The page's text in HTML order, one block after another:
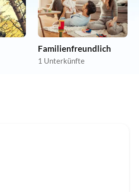
Familienfreundlich
1 Unterkünfte